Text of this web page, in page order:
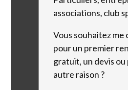
associations, club
Vous souhaitez
pour un premier
gratuit, un devis
autre raison ?